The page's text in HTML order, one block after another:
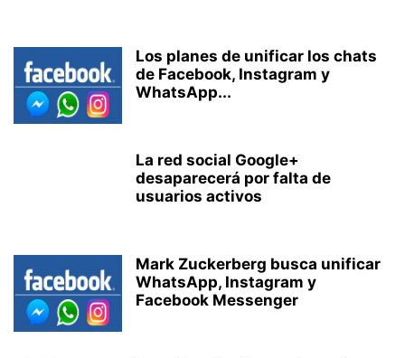
Los planes de unificar los chats
de Facebook, Instagram y
WhatsApp...
La red social Google+
desaparecerá por falta de
usuarios activos
Mark Zuckerberg busca unificar
WhatsApp, Instagram y
Facebook Messenger